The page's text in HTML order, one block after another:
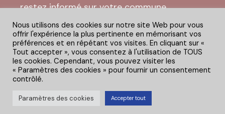
restez informé sur votre commune
© Givry Corporate – 2024. Tous droits réservés – Création
Nous utilisons des cookies sur notre site Web pour vous
offrir l'expérience la plus pertinente en mémorisant vos
préférences et en répétant vos visites. En cliquant sur «
Tout accepter », vous consentez à l'utilisation de TOUS
les cookies. Cependant, vous pouvez visiter les
« Paramètres des cookies » pour fournir un consentement
contrôlé.
Paramètres des cookies Accepter tout